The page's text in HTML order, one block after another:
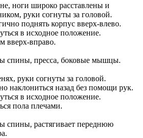
ноги широко расставлены и
руки согнуты за головой.
поднять корпус вверх-влево.
в исходное положение.
вверх-вправо.
спины, пресса, боковые мышцы.
руки согнуты за головой.
наклониться назад без помощи рук.
в исходное положение.
пола плечами.
спины, растягивает переднюю